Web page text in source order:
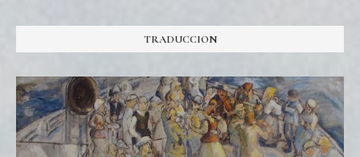
TRADUCCION